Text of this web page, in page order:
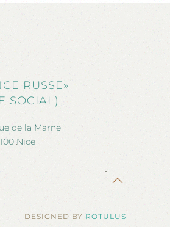
RUSSE»
SOCIAL)
de la Marne
Nice
DESIGNED BY ROTULUS